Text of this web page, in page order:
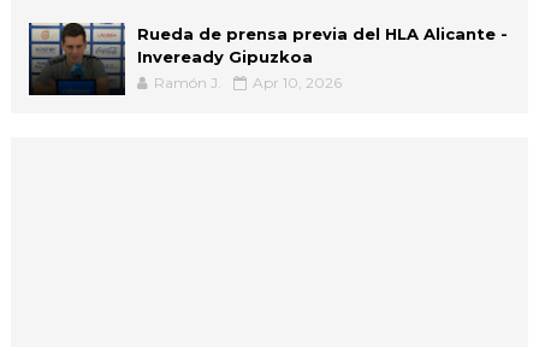
Rueda de prensa previa del HLA Alicante -
Inveready Gipuzkoa
Ramón J. Apr 10, 2026